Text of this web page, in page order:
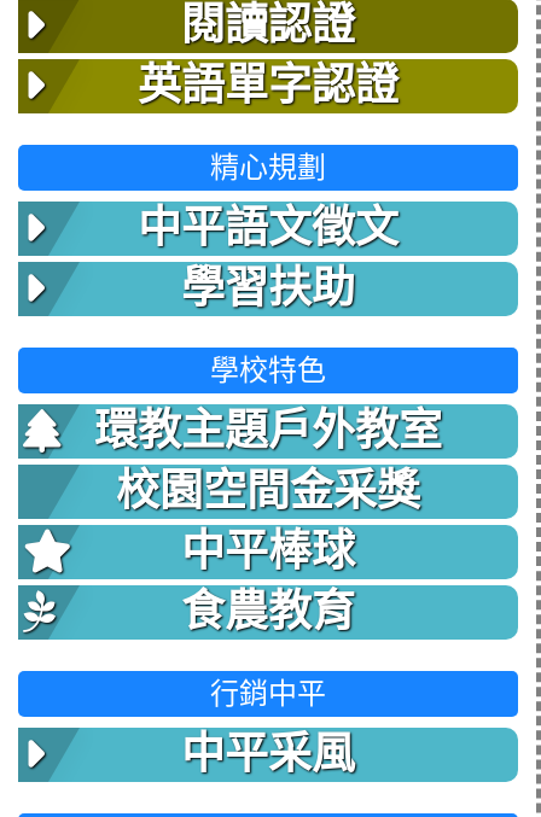
閱讀認證
英語單字認證
精心規劃
中平語文徵文
學習扶助
學校特色
環教主題戶外教室
校園空間金采獎
中平棒球
食農教育
行銷中平
中平采風